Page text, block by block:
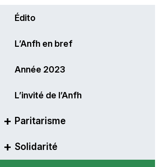
Édito
L’Anfh en bref
Année 2023
L’invité de l’Anfh
Paritarisme
Le principe du paritarisme
Solidarité